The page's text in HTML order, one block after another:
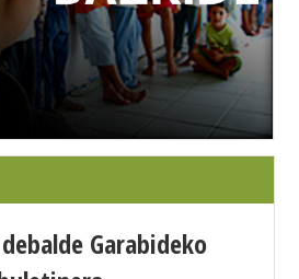
Garabideko